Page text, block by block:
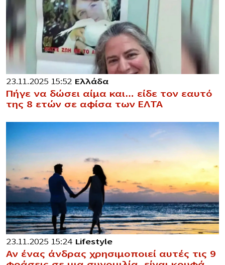
23.11.2025 15:52 Ελλάδα
Πήγε να δώσει αίμα και… είδε τον εαυτό
της 8 ετών σε αφίσα των ΕΛΤΑ
23.11.2025 15:24 Lifestyle
Αν ένας άνδρας χρησιμοποιεί αυτές τις 9